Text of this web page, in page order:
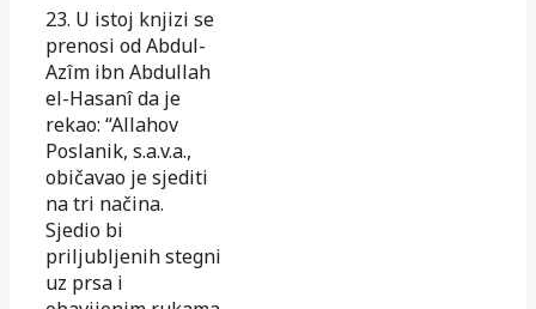
23. U istoj knjizi se
prenosi od Abdul-
Azîm ibn Abdullah
el-Hasanî da je
rekao: “Allahov
Poslanik, s.a.v.a.,
običavao je sjediti
na tri na­či­na.
Sjedio bi
priljubljenih stegni
uz prsa i